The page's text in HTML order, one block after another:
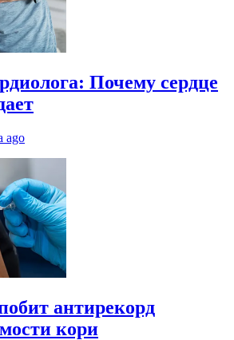
Почему сердце
ago
антирекорд
кори